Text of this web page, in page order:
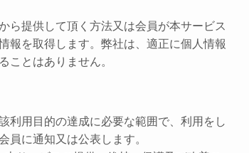
ら提供して頂く方法又は会員が本サービス
報を取得します。弊社は、適正に個人情報
とはありません。
利用目的の達成に必要な範囲で、利用をし
に通知又は公表します。